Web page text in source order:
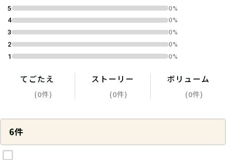
5
0%
4
0%
3
0%
2
0%
1
0%
てごたえ
(0件)
ストーリー
(0件)
ボリューム
(0件)
6件